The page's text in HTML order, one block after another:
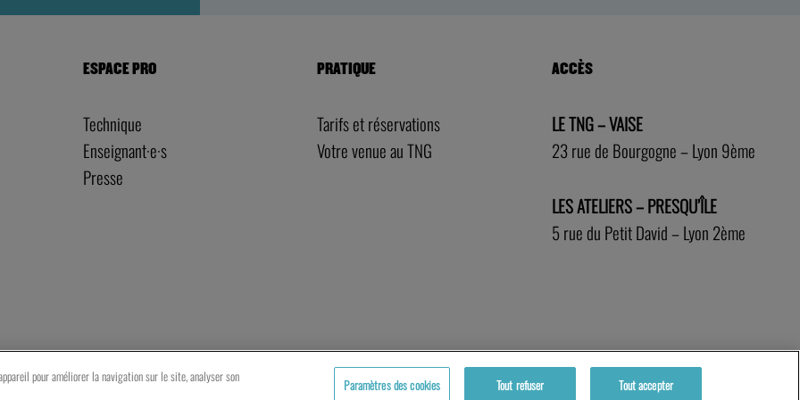
ESPACE PRO
Technique
Enseignant·e·s
Presse
PRATIQUE
Tarifs et réservations
Votre venue au TNG
ACCÈS
LE TNG – VAISE
23 rue de Bourgogne – Lyon 9ème
LES ATELIERS – PRESQU’ÎLE
5 rue du Petit David – Lyon 2ème
Mentions légales Politique de cookies
pour améliorer la navigation sur le site, analyser son
Paramètres des cookies Tout refuser Tout accepter